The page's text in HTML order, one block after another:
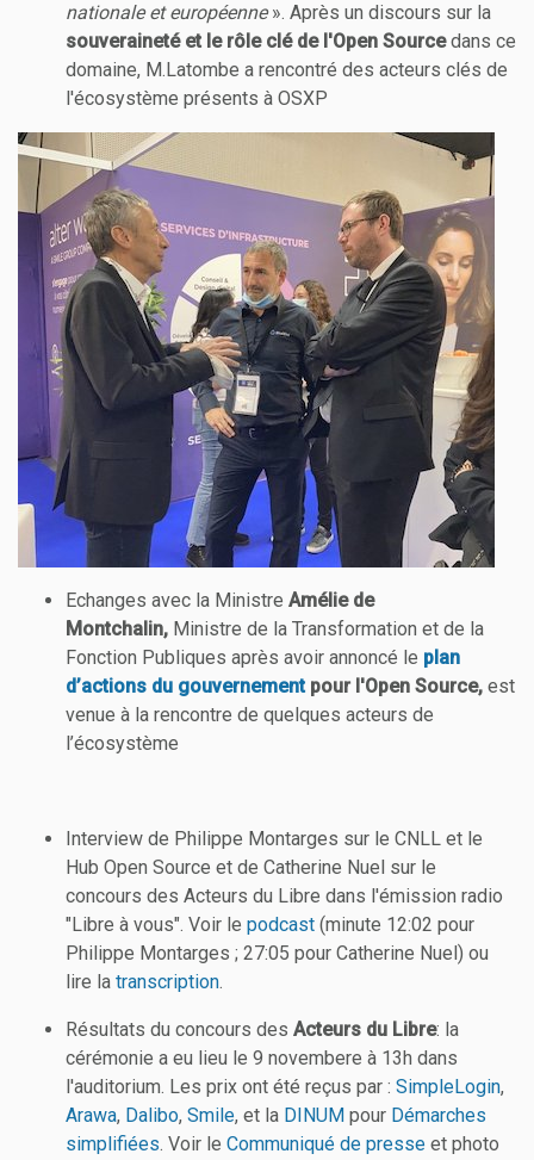
nationale et européenne». Après un discours sur la
souveraineté et le rôle clé de l'Open Sourcedans ce
domaine, M.Latombe a rencontré des acteurs clés de
l'écosystème présents à OSXP
Echanges avec la Ministre Amélie de
Montchalin, Ministre de la Transformation et de la
Fonction Publiques après avoir annoncé le plan
d’actions du gouvernementpour l'Open Source, est
venue à la rencontre de quelques acteurs de
l’écosystème
Interview de Philippe Montarges sur le CNLL et le
Hub Open Source et de Catherine Nuel sur le
concours des Acteurs du Libre dans l'émission radio
"Libre à vous". Voir le podcast (minute 12:02 pour
Philippe Montarges ; 27:05 pour Catherine Nuel) ou
lire la transcription.
Résultats du concours des Acteurs du Libre: la
cérémonie a eu lieu le 9 novembere à 13h dans
l'auditorium. Les prix ont été reçus par : SimpleLogin,
Arawa, Dalibo, Smile, et la DINUM pour Démarches
simplifiées. Voir le Communiqué de presse et photo